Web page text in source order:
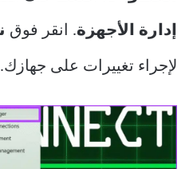
إدارة الأجهزة. انقر فوق
لإجراء تغييرات على جهازك.